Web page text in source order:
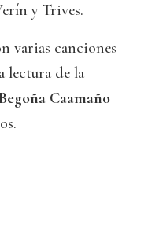
y Trives.
varias canciones
lectura de la
Caamaño